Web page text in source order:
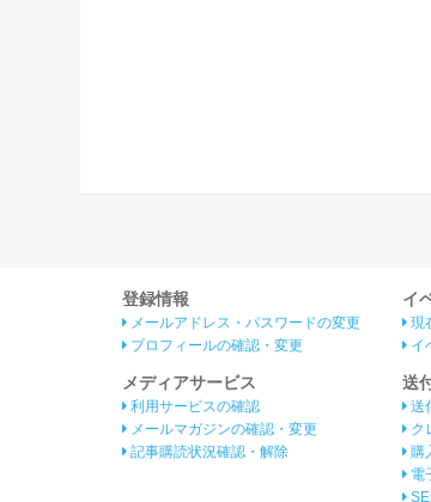
登録情報
メールアドレス・パスワードの変更
プロフィールの確認・変更
メディアサービス
利用サービスの確認
メールマガジンの確認・変更
記事購読状況確認・解除
イ
現
イ
送
送
ク
購
電